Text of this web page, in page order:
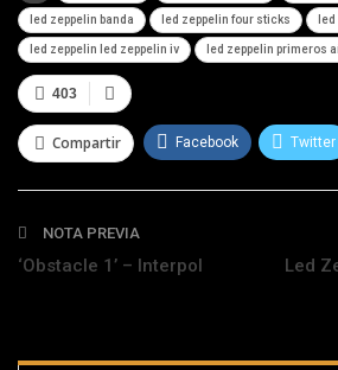
led zeppelin banda led zeppelin four sticks
led zeppelin led zeppelin iv led zeppelin primeros
403
Compartir Facebook Twitter
Telegram
NOTA PREVIA
‘Obstacle 1’ – Interpol
Led